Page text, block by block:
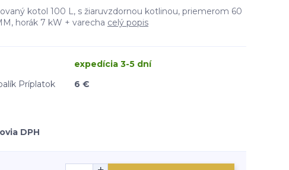
kotol 100 L, s žiaruvzdornou kotlinou, priemerom 60
horák 7 kW + varecha celý popis
expedícia 3-5 dní
Príplatok
6 €
DPH